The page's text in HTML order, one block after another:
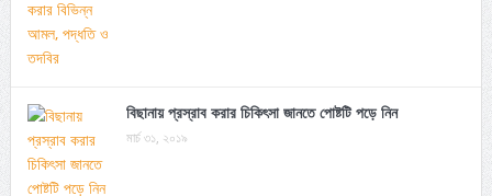
বিছানায় প্রস্রাব করার চিকিৎসা জানতে পোষ্টটি পড়ে নিন
মার্চ ৩১, ২০১৯